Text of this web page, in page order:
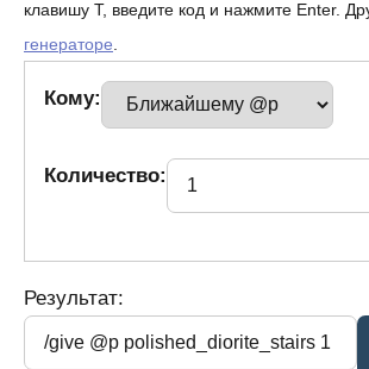
клавишу T, введите код и нажмите Enter.
генераторе.
Кому:
Количество:
Результат: